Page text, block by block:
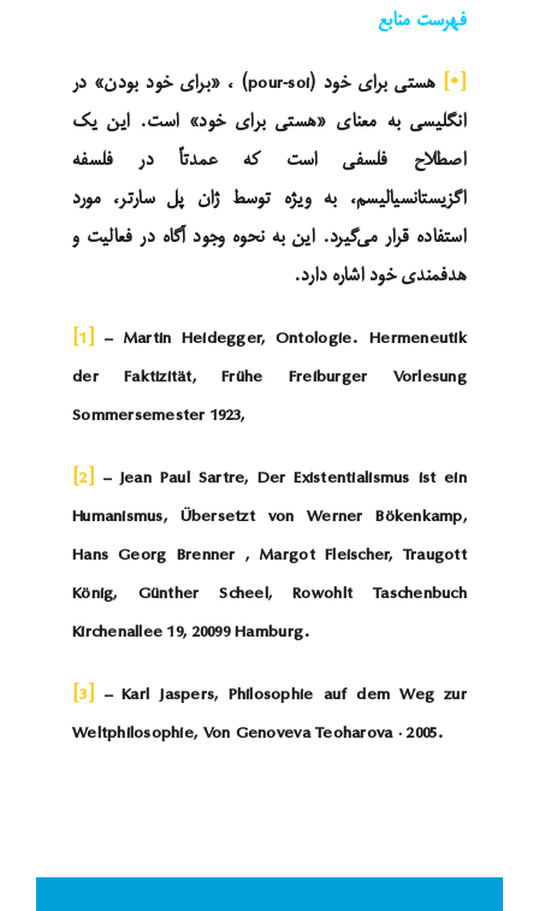
فهرست منابع
[*]
هستی برای خود (pour-soi) ، «برای خود بودن» در
انگلیسی به معنای «هستی برای خود» است. این یک
اصطلاح فلسفی است که عمدتاً در فلسفه
اگزیستانسیالیسم، به ویژه توسط ژان پل سارتر، مورد
استفاده قرار می‌گیرد. این به نحوه وجود آگاه در فعالیت و
هدفمندی خود اشاره دارد.
[1] – Martin Heidegger, Ontologie. Hermeneutik
der Faktizität, Frühe Freiburger Vorlesung
Sommersemester 1923,
[2] – Jean Paul Sartre, Der Existentialismus ist ein
Humanismus, Übersetzt von Werner Bökenkamp,
Hans Georg Brenner , Margot Fleischer, Traugott
König, Günther Scheel, Rowohlt Taschenbuch
Kirchenallee 19, 20099 Hamburg.
[3] – Karl Jaspers, Philosophie auf dem Weg zur
Weltphilosophie, Von Genoveva Teoharova · 2005.